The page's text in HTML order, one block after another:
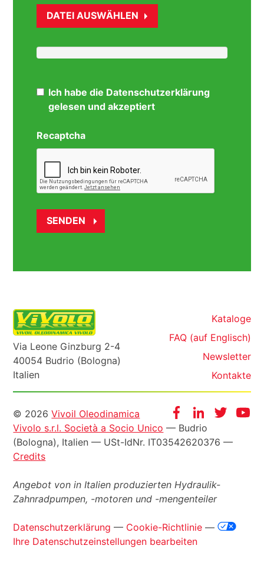
DATEI AUSWÄHLEN
Ich habe die Datenschutzerklärung
gelesen und akzeptiert
Recaptcha
Via Leone Ginzburg 2-4
40054 Budrio (Bologna)
Italien
Kataloge
FAQ (auf Englisch)
Newsletter
Kontakte
FacebookInstagram
Twitter
Informazioni
legali
© 2026Vivoil Oleodinamica
Vivolo s.r.l. Società a Socio Unico — Budrio
(Bologna), Italien — USt-IdNr. IT03542620376 —
Credits
Angebot von in Italien produzierten Hydraulik-
Zahnradpumpen, -motoren und -mengenteiler
Datenschutzerklärung — Cookie-Richtlinie —
Ihre Datenschutzeinstellungen bearbeiten